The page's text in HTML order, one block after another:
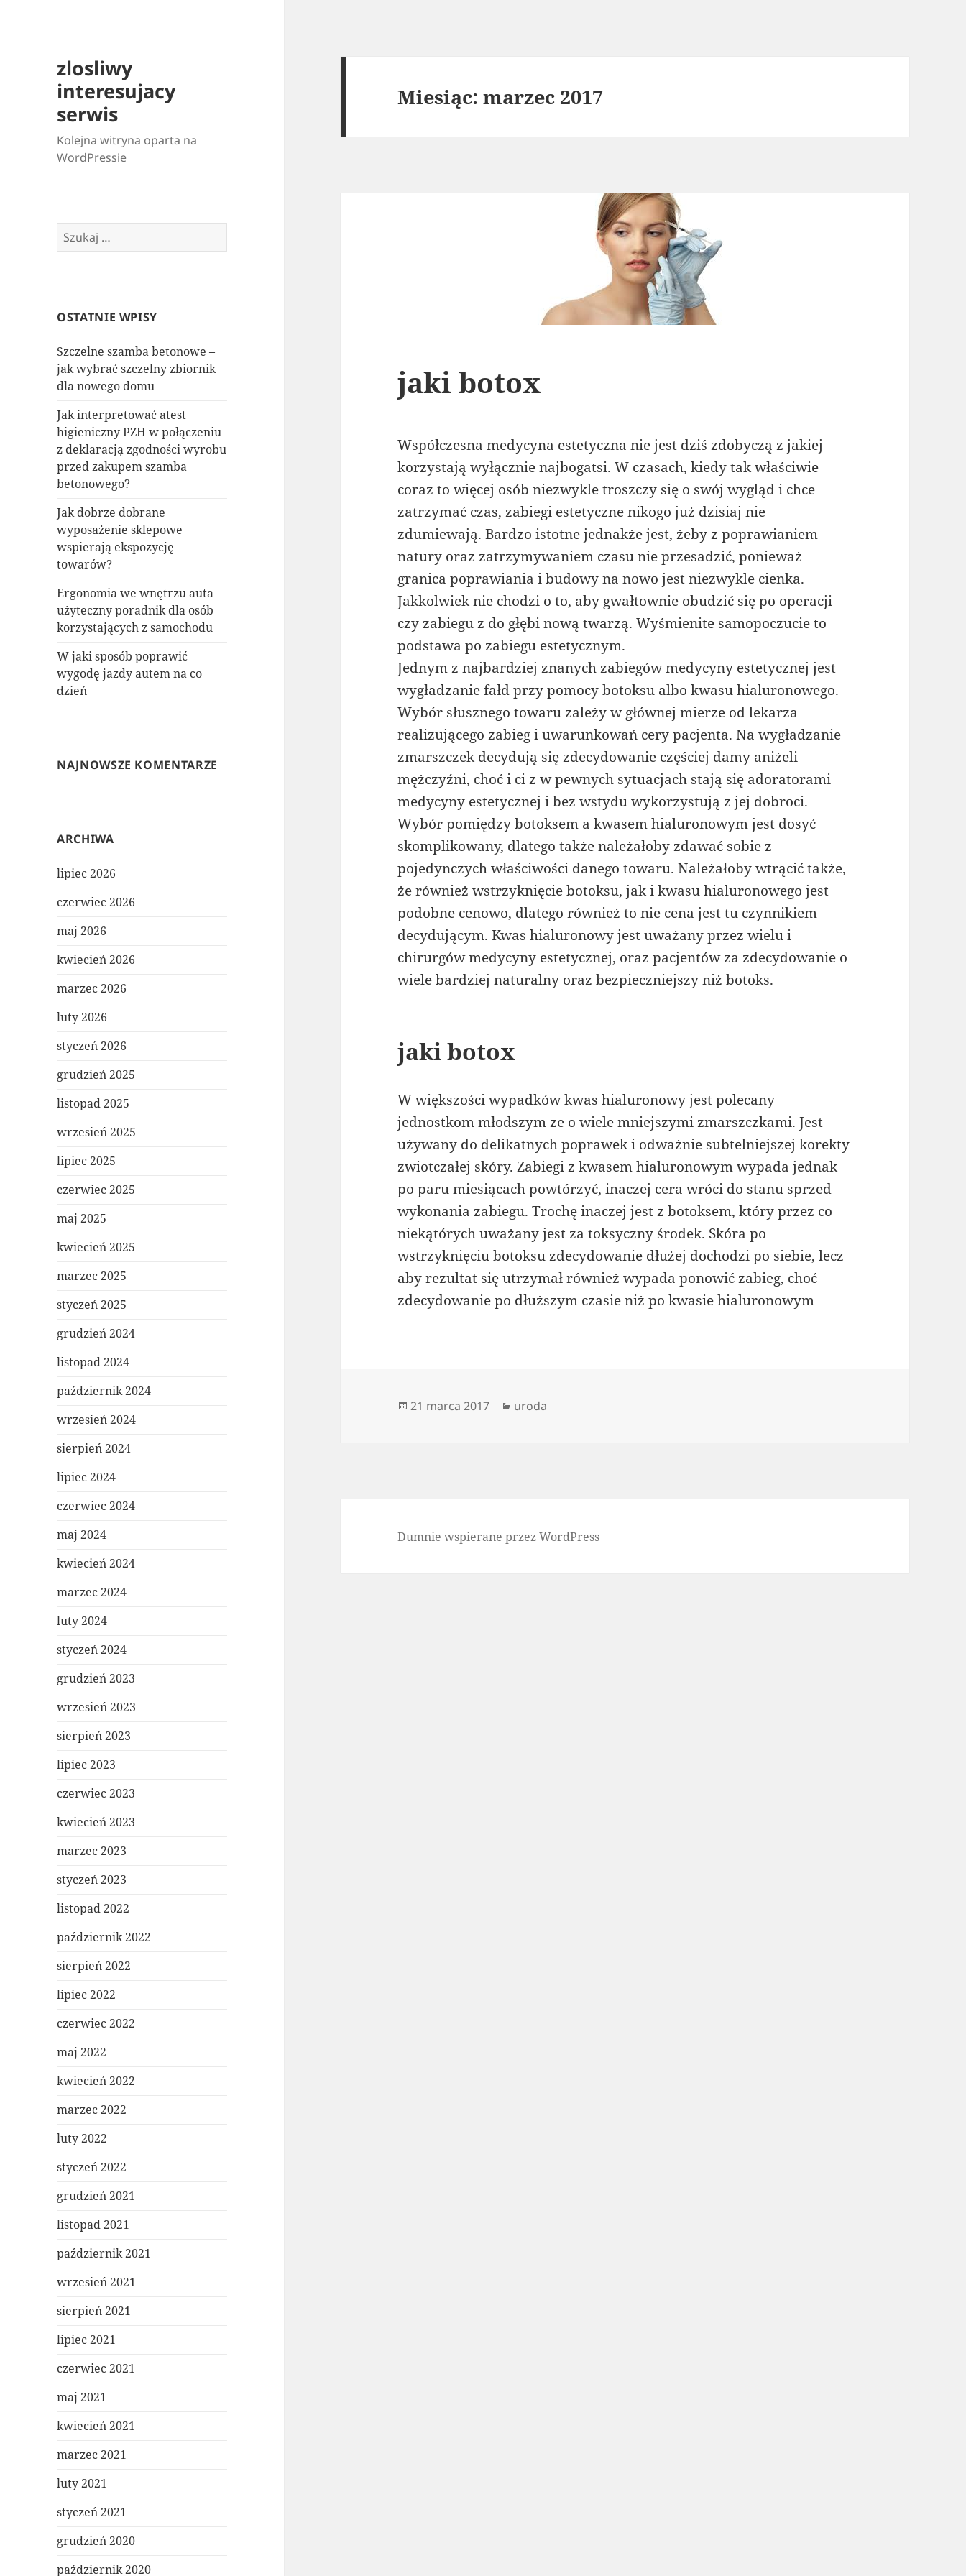
zlosliwy
interesujacy
serwis
Kolejna witryna oparta na
WordPressie
Szukaj:
OSTATNIE WPISY
Szczelne szamba betonowe –
jak wybrać szczelny zbiornik
dla nowego domu
Jak interpretować atest
higieniczny PZH w połączeniu
z deklaracją zgodności wyrobu
przed zakupem szamba
betonowego?
Jak dobrze dobrane
wyposażenie sklepowe
wspierają ekspozycję
towarów?
Ergonomia we wnętrzu auta –
użyteczny poradnik dla osób
korzystających z samochodu
W jaki sposób poprawić
wygodę jazdy autem na co
dzień
NAJNOWSZE KOMENTARZE
ARCHIWA
lipiec 2026
czerwiec 2026
maj 2026
kwiecień 2026
marzec 2026
luty 2026
styczeń 2026
grudzień 2025
listopad 2025
wrzesień 2025
lipiec 2025
czerwiec 2025
maj 2025
kwiecień 2025
marzec 2025
styczeń 2025
grudzień 2024
listopad 2024
październik 2024
wrzesień 2024
sierpień 2024
lipiec 2024
czerwiec 2024
maj 2024
kwiecień 2024
marzec 2024
luty 2024
styczeń 2024
grudzień 2023
wrzesień 2023
sierpień 2023
lipiec 2023
czerwiec 2023
kwiecień 2023
marzec 2023
styczeń 2023
listopad 2022
październik 2022
sierpień 2022
lipiec 2022
czerwiec 2022
maj 2022
kwiecień 2022
marzec 2022
luty 2022
styczeń 2022
grudzień 2021
listopad 2021
październik 2021
wrzesień 2021
sierpień 2021
lipiec 2021
czerwiec 2021
maj 2021
kwiecień 2021
marzec 2021
luty 2021
styczeń 2021
grudzień 2020
październik 2020
Miesiąc:marzec 2017
jaki botox
Współczesna medycyna estetyczna nie jest dziś zdobyczą z jakiej
korzystają wyłącznie najbogatsi. W czasach, kiedy tak właściwie
coraz to więcej osób niezwykle troszczy się o swój wygląd i chce
zatrzymać czas, zabiegi estetyczne nikogo już dzisiaj nie
zdumiewają. Bardzo istotne jednakże jest, żeby z poprawianiem
natury oraz zatrzymywaniem czasu nie przesadzić, ponieważ
granica poprawiania i budowy na nowo jest niezwykle cienka.
Jakkolwiek nie chodzi o to, aby gwałtownie obudzić się po operacji
czy zabiegu z do głębi nową twarzą. Wyśmienite samopoczucie to
podstawa po zabiegu estetycznym.
Jednym z najbardziej znanych zabiegów medycyny estetycznej jest
wygładzanie fałd przy pomocy botoksu albo kwasu hialuronowego.
Wybór słusznego towaru zależy w głównej mierze od lekarza
realizującego zabieg i uwarunkowań cery pacjenta. Na wygładzanie
zmarszczek decydują się zdecydowanie częściej damy aniżeli
mężczyźni, choć i ci z w pewnych sytuacjach stają się adoratorami
medycyny estetycznej i bez wstydu wykorzystują z jej dobroci.
Wybór pomiędzy botoksem a kwasem hialuronowym jest dosyć
skomplikowany, dlatego także należałoby zdawać sobie z
pojedynczych właściwości danego towaru. Należałoby wtrącić także,
że również wstrzyknięcie botoksu, jak i kwasu hialuronowego jest
podobne cenowo, dlatego również to nie cena jest tu czynnikiem
decydującym. Kwas hialuronowy jest uważany przez wielu i
chirurgów medycyny estetycznej, oraz pacjentów za zdecydowanie o
wiele bardziej naturalny oraz bezpieczniejszy niż botoks.
jaki botox
W większości wypadków kwas hialuronowy jest polecany
jednostkom młodszym ze o wiele mniejszymi zmarszczkami. Jest
używany do delikatnych poprawek i odważnie subtelniejszej korekty
zwiotczałej skóry. Zabiegi z kwasem hialuronowym wypada jednak
po paru miesiącach powtórzyć, inaczej cera wróci do stanu sprzed
wykonania zabiegu. Trochę inaczej jest z botoksem, który przez co
niekątórych uważany jest za toksyczny środek. Skóra po
wstrzyknięciu botoksu zdecydowanie dłużej dochodzi po siebie, lecz
aby rezultat się utrzymał również wypada ponowić zabieg, choć
zdecydowanie po dłuższym czasie niż po kwasie hialuronowym
Data
21 marca 2017 Kategorie
uroda
Dumnie wspierane przez WordPress